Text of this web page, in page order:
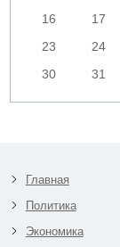
16
17
23
24
30
31
Главная
Политика
Экономика